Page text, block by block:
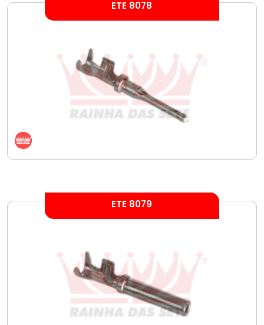
ETE 8078
ETE 8079